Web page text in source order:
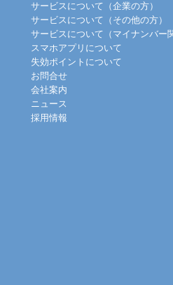
サービスについて（企業の方）
サービスについて（その他の方）
サービスについて（マイナンバー
スマホアプリについて
失効ポイントについて
お問合せ
会社案内
ニュース
採用情報